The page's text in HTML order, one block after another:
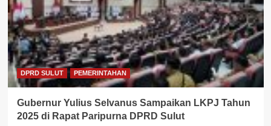
DPRD SULUT PEMERINTAHAN
Gubernur Yulius Selvanus Sampaikan LKPJ Tahun
2025 di Rapat Paripurna DPRD Sulut